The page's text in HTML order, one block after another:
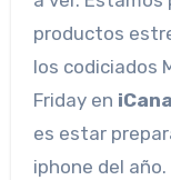
productos
los codiciados
Friday en
es estar
iphone del